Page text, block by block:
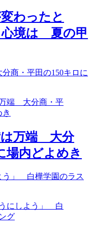
わったと
心境は 夏の甲
商・平田の150キロに
は万端 大分
場内どよめき
う」 白樺学園のラス